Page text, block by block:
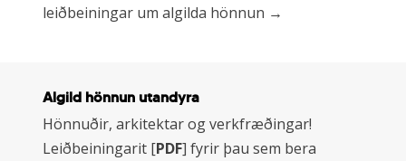
leiðbeiningar um algilda hönnun →
Algild hönnun utandyra
Hönnuðir, arkitektar og verkfræðingar!
Leiðbeiningarit [PDF] fyrir þau sem bera
more